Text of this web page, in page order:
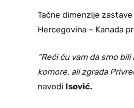
Tačne dimenzije
Hercegovina – Kanada
“Reći ću vam da smo
komore, ali zgrada
navodi Isović.